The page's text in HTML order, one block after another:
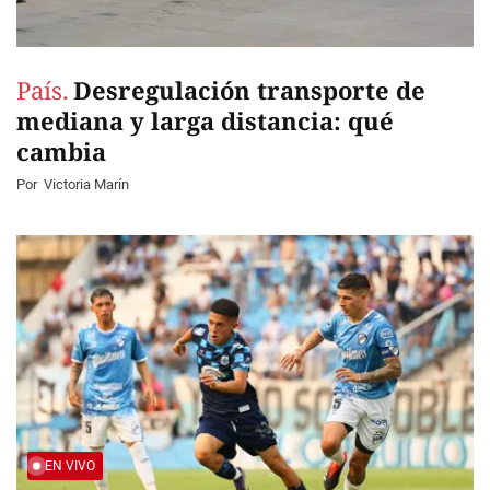
País. Desregulación transporte de
mediana y larga distancia: qué
cambia
Por Victoria Marín
EN VIVO